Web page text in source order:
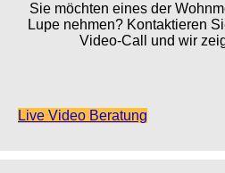
Sie möchten eines der
Lupe nehmen? Kontaktieren
Video-Call und wir
Live Video Beratung